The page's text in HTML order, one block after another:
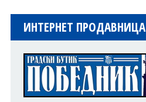
ИНТЕРНЕТ ПРОДАВНИЦА